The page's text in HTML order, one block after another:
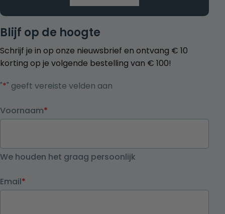
Blijf op de hoogte
Schrijf je in op onze nieuwsbrief en ontvang € 10
korting op je volgende bestelling van € 100!
"*" geeft vereiste velden aan
Voornaam*
We houden het graag persoonlijk
Email*